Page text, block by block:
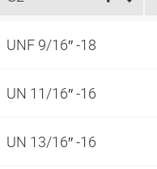
UNF 9/16″ -18
UN 11/16″ -16
UN 13/16″ -16